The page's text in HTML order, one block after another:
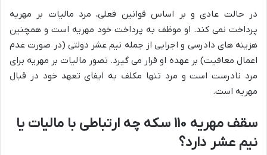
در حالت عادی و بر اساس قوانین فعلی، مرد مالیات بر مهریه
پرداخت نمی کند. او موظف به پرداخت خود مهریه است و همچنین
هزینه های دادرسی و اجرایی از جمله نیم عشر دولتی (در صورت عدم
اعمال معافیت) بر عهده او قرار می گیرد. تصور مالیات بر مهریه برای
مرد نادرست است و مرد تنها مکلف به ایفای تعهد خود در قبال
مهریه است.
سقف مهریه ۱۱۰ سکه چه ارتباطی با مالیات یا
نیم عشر دارد؟